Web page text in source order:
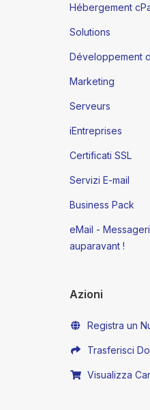
Hébergement
Solutions
Développement
Marketing
Serveurs
iEntreprises
Certificati SSL
Servizi E-mail
Business Pack
eMail -
auparavant !
Azioni
Registra un
Trasferisci
Visualizza